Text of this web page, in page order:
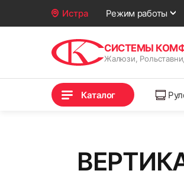
Истра Режим работы
СИСТЕМЫ
Жалюзи,
Каталог